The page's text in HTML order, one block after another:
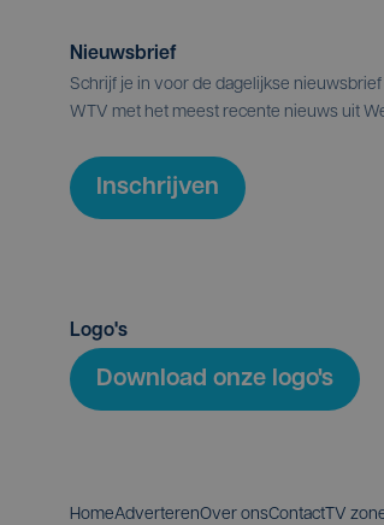
Nieuwsbrief
Schrijf je in voor de dagelijkse nieuwsbrief
WTV met het meest recente nieuws uit
Inschrijven
Logo's
Download onze logo's
HomeAdverterenOver onsContactTV